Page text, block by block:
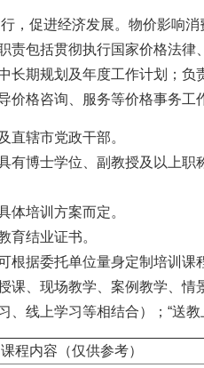
，促进经济发展。物价影响
责包括贯彻执行国家价格法律
长期规划及年度工作计划；负
价格咨询、服务等价格事务工
直辖市党政干部。
有博士学位、副教授及以上
体培训方案而定。
育结业证书。
根据委托单位量身定制培训课
课、现场教学、案例教学、
线上学习等相结合）；“送教
课程内容（仅供参考）